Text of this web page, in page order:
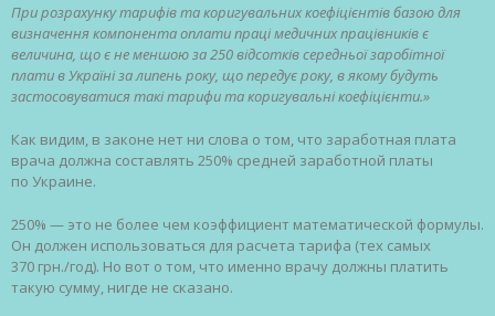
При розрахунку тарифів та коригувальних коефіцієнтів базою для
визначення компонента оплати праці медичних працівників є
величина, що є не меншою за 250 відсотків середньої заробітної
плати в Україні за липень року, що передує року, в якому будуть
застосовуватися такі тарифи та коригувальні коефіцієнти.»
Как видим, в законе нет ни слова о том, что заработная плата
врача должна составлять 250% средней заработной платы
по Украине.
250% — это не более чем коэффициент математической формулы.
Он должен использоваться для расчета тарифа (тех самых
370 грн./год). Но вот о том, что именно врачу должны платить
такую сумму, нигде не сказано.